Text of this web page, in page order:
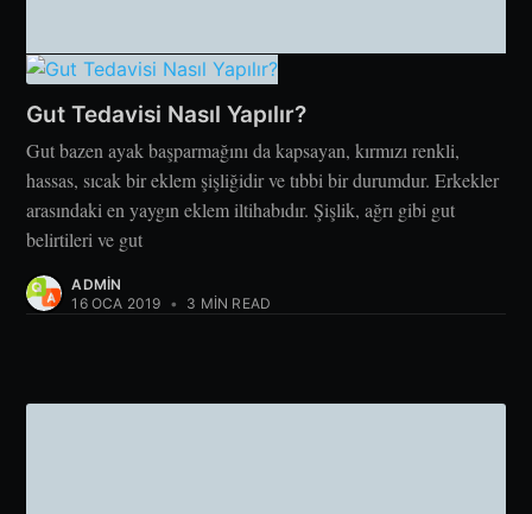
Gut Tedavisi Nasıl Yapılır?
Gut bazen ayak başparmağını da kapsayan, kırmızı renkli,
hassas, sıcak bir eklem şişliğidir ve tıbbi bir durumdur. Erkekler
arasındaki en yaygın eklem iltihabıdır. Şişlik, ağrı gibi gut
belirtileri ve gut
ADMIN
16 OCA 2019 • 3 MIN READ